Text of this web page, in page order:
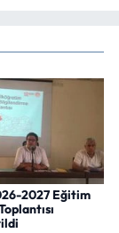
2027 Eğitim